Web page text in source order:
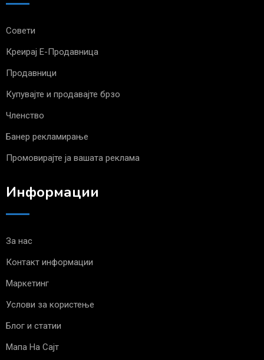
Совети
Креирај Е-Продавница
Продавници
Купувајте и продавајте брзо
Членство
Банер рекламирање
Промовирајте ја вашата реклама
Информации
За нас
Контакт информации
Маркетинг
Услови за користење
Блог и статии
Мапа На Сајт